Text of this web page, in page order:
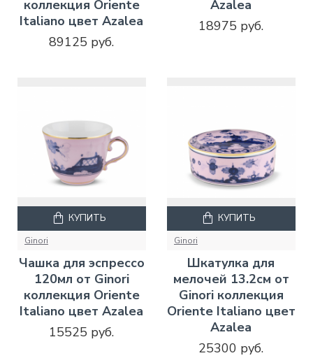
коллекция Oriente
Italiano цвет Azalea
89125 руб.
Azalea
18975 руб.
Ginori
Чашка для эспрессо
120мл от Ginori
коллекция Oriente
Italiano цвет Azalea
15525 руб.
КУПИТЬ
Ginori
Шкатулка для
мелочей 13.2см от
Ginori коллекция
Oriente Italiano цвет
Azalea
25300 руб.
КУПИТЬ